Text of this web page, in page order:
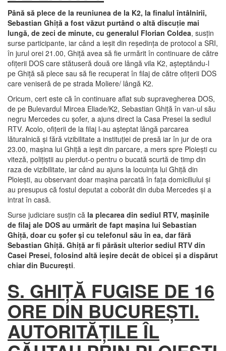
Până să plece de la reuniunea de la K2, la finalul întâlnirii,
Sebastian Ghiţă a fost văzut purtând o altă discuţie mai
lungă, de zeci de minute, cu generalul Florian Coldea, susţin
surse participante, iar când a ieşit din reşedinţa de protocol a SRI,
în jurul orei 21.00, Ghiţă avea să fie urmărit în continuare de către
ofiţerii DOS care stătuseră două ore lângă vila K2, aşteptându-l
pe Ghiţă să plece sau să fie recuperat în filaj de către ofiţerii DOS
care veniseră de pe strada Moliere/ lângă K2.
Oricum, cert este că în continuare aflat sub supravegherea DOS,
de pe Bulevardul Mircea Eliade/K2, Sebastian Ghiţă în van-ul său
negru Mercedes cu şofer, a ajuns direct la Casa Presei la sediul
RTV. Acolo, ofiţerii de la filaj l-au aşteptat lângă parcarea
lăturalnică şi fără vizibilitate a instituţiei de presă iar în jur de ora
23.00, maşina lui Ghiţă a ieşit din parcare, a mers spre Ploieşti cu
viteză, poliţiştii au pierdut-o pentru o bucată scurtă de timp din
raza de vizibilitate, iar când au ajuns la locuinţa lui Ghiţă din
Ploieşti, au observant doar maşina parcată în faţa domiciliului şi
au presupus că fostul deputat a coborât din duba Mercedes şi a
intrat în casă.
Surse judiciare susţin că la plecarea din sediul RTV, maşinile
de filaj ale DOS au urmărit de fapt maşina lui Sebastian
Ghiţă, doar cu şofer şi cu telefonul său în ea, dar fără
Sebastian Ghiţă. Ghiţă ar fi părăsit ulterior sediul RTV din
Casei Presei, folosind altă ieşire decât de obicei şi a dispărut
chiar din Bucureşti.
S. GHIŢĂ FUGISE DE 16
ORE DIN BUCUREŞTI.
AUTORITĂŢILE ÎL